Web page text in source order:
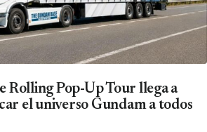
Rolling Pop-Up Tour llega a
el universo Gundam a todos